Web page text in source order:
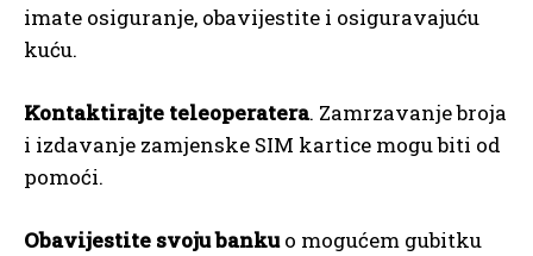
imate osiguranje, obavijestite i osiguravajuću
kuću.
Kontaktirajte teleoperatera. Zamrzavanje broja
i izdavanje zamjenske SIM kartice mogu biti od
pomoći.
Obavijestite svoju bankuo mogućem gubitku